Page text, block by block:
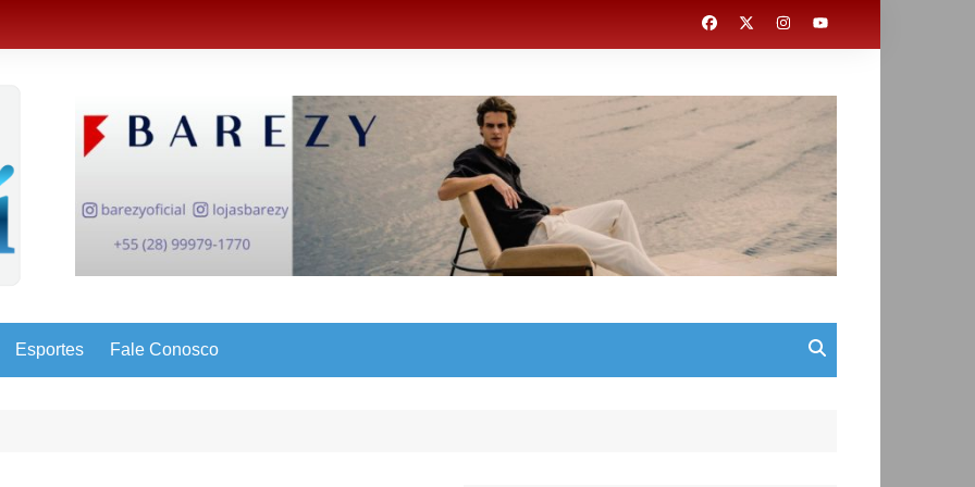
Esportes Fale Conosco